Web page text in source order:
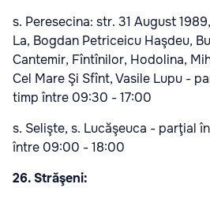
s. Peresecina: str. 31 August
La, Bogdan Petriceicu Haşdeu,
Cantemir, Fîntînilor, Hodolina,
Cel Mare Şi Sfînt, Vasile Lupu -
timp între 09:30 - 17:00
s. Selişte, s. Lucăşeuca - parţial
între 09:00 - 18:00
26. Străşeni: